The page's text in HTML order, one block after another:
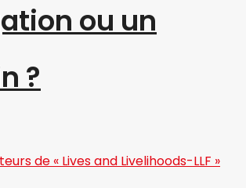
ou un
?